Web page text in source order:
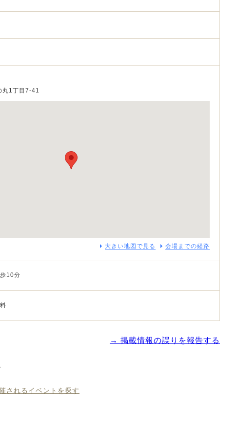
1丁目7-41
大きい地図で見る 会場までの経路
10分
→ 掲載情報の誤りを報告する
されるイベントを探す